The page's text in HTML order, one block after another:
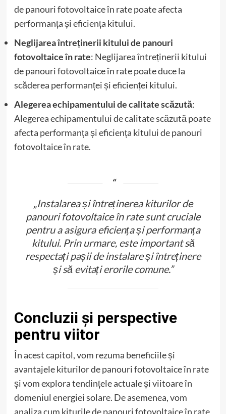
de panouri fotovoltaice în rate poate afecta
performanța și eficiența kitului.
Neglijarea întreținerii kitului de panouri
fotovoltaice în rate: Neglijarea întreținerii kitului
de panouri fotovoltaice în rate poate duce la
scăderea performanței și eficienței kitului.
Alegerea echipamentului de calitate scăzută:
Alegerea echipamentului de calitate scăzută poate
afecta performanța și eficiența kitului de panouri
fotovoltaice în rate.
„Instalarea și întreținerea kiturilor de
panouri fotovoltaice în rate sunt cruciale
pentru a asigura eficiența și performanța
kitului. Prin urmare, este important să
respectați pașii de instalare și întreținere
și să evitați erorile comune.”
Concluzii și perspective
pentru viitor
În acest capitol, vom rezuma beneficiile și
avantajele kiturilor de panouri fotovoltaice în rate
și vom explora tendințele actuale și viitoare în
domeniul energiei solare. De asemenea, vom
analiza cum kiturile de panouri fotovoltaice în rate